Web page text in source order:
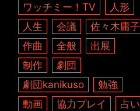
ワッチミー！TV
人形
人生
会議
佐々木庸子
作曲
全般
出展
制作
劇団
劇団kanikuso
勉強
動画
協力プレイ
占い